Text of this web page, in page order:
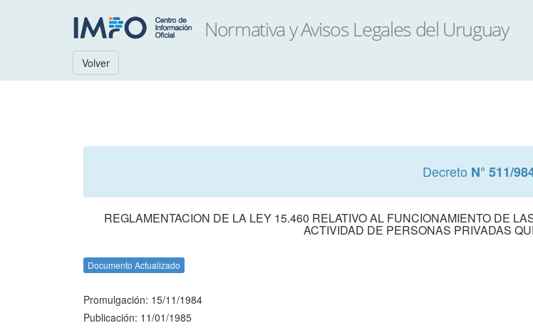
Volver
Decreto N° 511/
REGLAMENTACION DE LA LEY 15.460 RELATIVO AL FUNCIONAMIENTO DE
ACTIVIDAD DE PERSONAS PRIVADAS
Documento Actualizado
Promulgación: 15/11/1984
Publicación: 11/01/1985